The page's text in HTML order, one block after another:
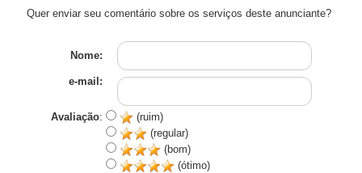
Quer enviar seu comentário sobre os serviços deste anunciante?
Nome:
e-mail:
Avaliação:
(ruim)
(regular)
(bom)
(ótimo)